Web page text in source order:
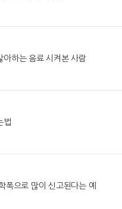
아하는 음료 시켜본 사람
법
폭으로 많이 신고된다는 예